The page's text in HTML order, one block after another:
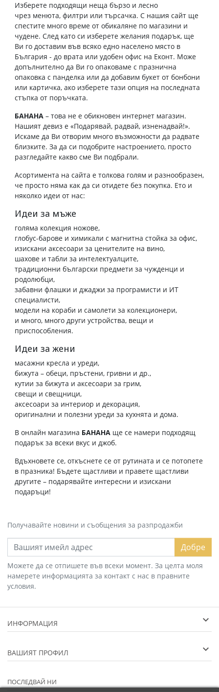
Изберете подходящи неща бързо и лесно
чрез менюта, филтри или търсачка. С нашия сайт ще
спестите много време от обикаляне по магазини и
чудене. След като си изберете желания подарък, ще
Ви го доставим във всяко едно населено място в
България - до врата или удобен офис на Еконт. Може
допълнително да Ви го опаковаме с празнична
опаковка с панделка или да добавим букет от бонбони
или картичка, ако изберете тази опция на последната
стъпка от поръчката.
БАНАНА – това не е обикновен интернет магазин.
Нашият девиз е «Подарявай, радвай, изненадвай!».
Искаме да Ви отворим много възможности да радвате
близките. За да си подобрите настроението, просто
разгледайте какво сме Ви подбрали.
Асортимента на сайта е толкова голям и разнообразен,
че просто няма как да си отидете без покупка. Ето и
няколко идеи от нас:
Идеи за мъже
голяма колекция ножове,
глобус-барове и химикали с магнитна стойка за офис,
изискани аксесоари за ценителите на вино,
шахове и табли за интелектуалците,
традиционни български предмети за чужденци и
родолюбци,
забавни флашки и джаджи за програмисти и ИТ
специалисти,
модели на кораби и самолети за колекционери,
и много, много други устройства, вещи и
приспособления.
Идеи за жени
масажни кресла и уреди,
бижута – обеци, пръстени, гривни и др.,
кутии за бижута и аксесоари за грим,
свещи и свещници,
аксесоари за интериор и декорация,
оригинални и полезни уреди за кухнята и дома.
В онлайн магазина БАНАНА ще се намери подходящ
подарък за всеки вкус и джоб.
Вдъхновете се, откъснете се от рутината и се потопете
в празника! Бъдете щастливи и правете щастливи
другите – подарявайте интересни и изискани
подаръци!
Получавайте новини и съобщения за разпродажби
Добре
Можете да се отпишете във всеки момент. За целта моля
намерете информацията за контакт с нас в правните
условия.
ИНФОРМАЦИЯ
ВАШИЯТ ПРОФИЛ
ПОСЛЕДВАЙ НИ